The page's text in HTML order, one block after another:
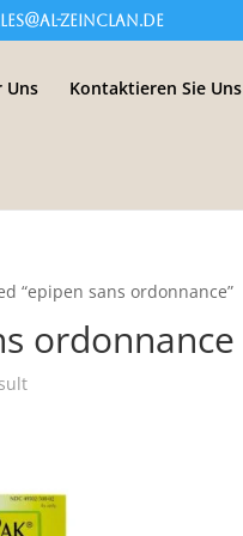
zeinclan.de
Uns Kontaktieren Sie Uns
“epipen sans ordonnance”
ordonnance